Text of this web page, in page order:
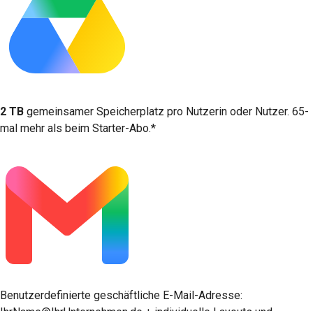
2 TB gemeinsamer Speicherplatz pro Nutzerin oder Nutzer. 65-
mal mehr als beim Starter-Abo.*
Benutzerdefinierte geschäftliche E-Mail-Adresse: